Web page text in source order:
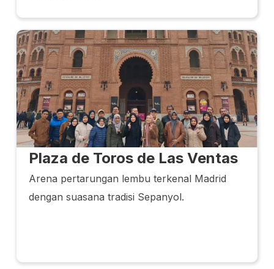
Plaza de Toros de Las Ventas
Arena pertarungan lembu terkenal Madrid
dengan suasana tradisi Sepanyol.